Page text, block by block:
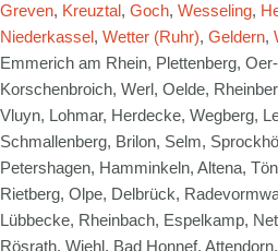
Greven, Kreuztal , Goch, Wesseling,
Niederkassel , Wetter (Ruhr), Geldern,
Emmerich am Rhein, Plettenberg,
Korschenbroich, Werl, Oelde,
Vluyn, Lohmar, Herdecke, Wegberg,
Schmallenberg, Brilon, Selm,
Petershagen, Hamminkeln, Altena,
Rietberg, Olpe, Delbrück,
Lübbecke, Rheinbach, Espelkamp,
Rösrath, Wiehl, Bad Honnef,